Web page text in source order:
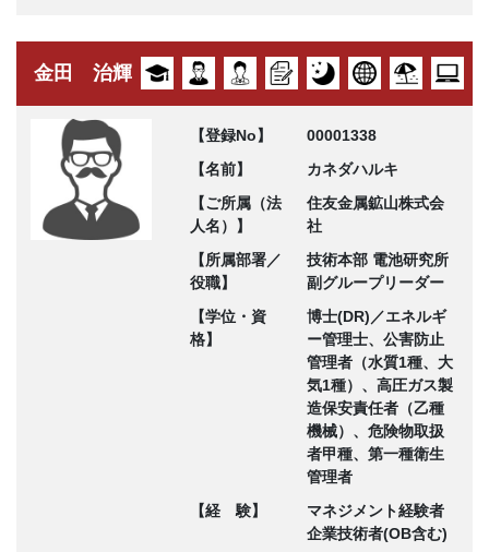
金田 治輝
【登録No】
00001338
【名前】
カネダハルキ
【ご所属（法
人名）】
住友金属鉱山株式会
社
【所属部署／
役職】
技術本部 電池研究所
副グループリーダー
【学位・資
格】
博士(DR)／エネルギ
ー管理士、公害防止
管理者（水質1種、大
気1種）、高圧ガス製
造保安責任者（乙種
機械）、危険物取扱
者甲種、第一種衛生
管理者
【経 験】
マネジメント経験者
企業技術者(OB含む)